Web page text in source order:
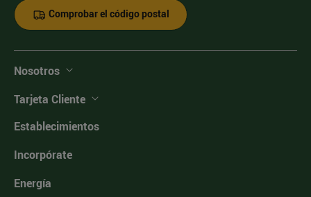
Comprobar el código postal
Nosotros
Tarjeta Cliente
Establecimientos
Incorpórate
Energía